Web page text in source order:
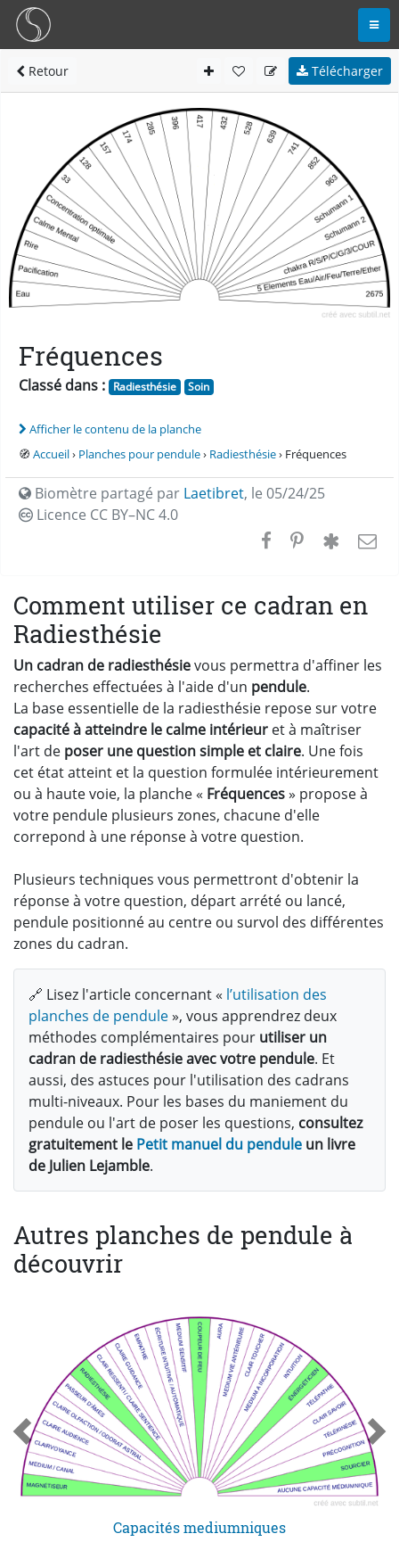
Retour Télécharger
Fréquences
Classé dans : Radiesthésie Soin
Afficher le contenu de la planche
🧭 Accueil› Planches pour pendule› Radiesthésie› Fréquences
Biomètre partagé par Laetibret, le 05/24/25
Licence CC BY–NC 4.0
Comment utiliser ce cadran en
Radiesthésie
Un cadran de radiesthésievous permettra d'affiner les
recherches effectuées à l'aide d'un pendule.
La base essentielle de la radiesthésie repose sur votre
capacité à atteindre le calme intérieur et à maîtriser
l'art de poser une question simple et claire. Une fois
cet état atteint et la question formulée intérieurement
ou à haute voie, la planche « Fréquences» propose à
votre pendule plusieurs zones, chacune d'elle
correpond à une réponse à votre question.
Plusieurs techniques vous permettront d'obtenir la
réponse à votre question, départ arrété ou lancé,
pendule positionné au centre ou survol des différentes
zones du cadran.
🔗 Lisez l'article concernant « l’utilisation des
planches de pendule», vous apprendrez deux
méthodes complémentaires pour utiliser un
cadran de radiesthésie avec votre pendule. Et
aussi, des astuces pour l'utilisation des cadrans
multi-niveaux. Pour les bases du maniement du
pendule ou l'art de poser les questions, consultez
gratuitement le Petit manuel du pendule un livre
de Julien Lejamble.
Autres planches de pendule à
découvrir
Capacités mediumniques